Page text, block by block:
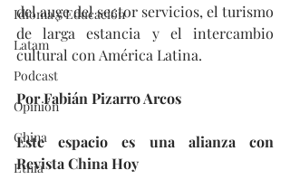
Idioma y Educación
Latam
Podcast
Opinión
China
Etnia
del auge del sector servicios, el turismo
de larga estancia y el intercambio
cultural con América Latina.
Por Fabián Pizarro Arcos
Este espacio es una alianza con
Revista China Hoy